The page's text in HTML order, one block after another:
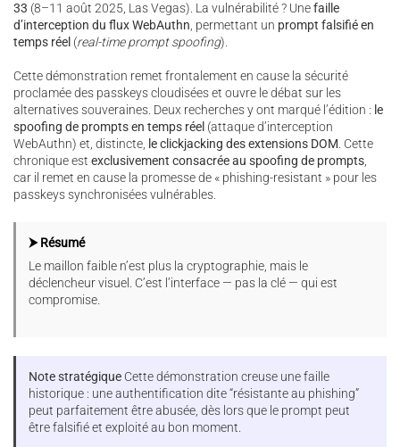
33 (8–11 août 2025, Las Vegas). La vulnérabilité ? Unefaille
d’interception du flux WebAuthn, permettant un prompt falsifié en
temps réel (real-time prompt spoofing).
Cette démonstration remet frontalement en cause la sécurité
proclamée des passkeys cloudisées et ouvre le débat sur les
alternatives souveraines. Deux recherches y ont marqué l’édition : le
spoofing de prompts en temps réel (attaque d’interception
WebAuthn) et, distincte, le clickjacking des extensions DOM . Cette
chronique est exclusivement consacrée au spoofing de prompts
car il remet en cause la promesse de « phishing-resistant » pour les
passkeys synchronisées vulnérables.
⮞ Résumé
Le maillon faible n’est plus la cryptographie, mais le
déclencheur visuel. C’est l’interface — pas la clé — qui est
compromise.
Note stratégique Cette démonstration creuse une faille
historique : une authentification dite “résistante au phishing”
peut parfaitement être abusée, dès lors que le prompt peut
être falsifié et exploité au bon moment.